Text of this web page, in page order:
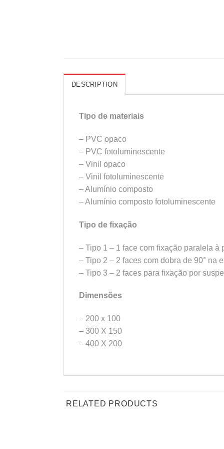
DESCRIPTION
Tipo de materiais
– PVC opaco
– PVC fotoluminescente
– Vinil opaco
– Vinil fotoluminescente
– Alumínio composto
– Alumínio composto fotoluminescente
Tipo de fixação
– Tipo 1 – 1 face com fixação paralela à
– Tipo 2 – 2 faces com dobra de 90° na
– Tipo 3 – 2 faces para fixação por
Dimensões
– 200 x 100
– 300 X 150
– 400 X 200
RELATED PRODUCTS